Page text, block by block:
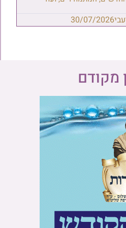
30/07/2026
מקודם